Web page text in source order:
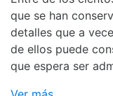
que se han
detalles que a
de ellos puede
que espera ser